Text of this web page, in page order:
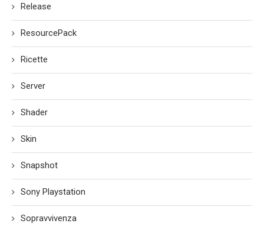
Release
ResourcePack
Ricette
Server
Shader
Skin
Snapshot
Sony Playstation
Sopravvivenza